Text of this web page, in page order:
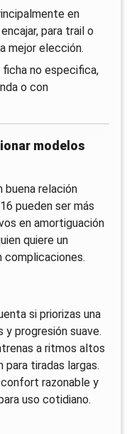
en
para trail o
mejor elección.
ficha no especifica,
o con
modelos
buena relación
pueden ser más
en amortiguación
quiere un
complicaciones.
si priorizas una
y progresión suave.
a ritmos altos
para tiradas largas.
razonable y
uso cotidiano.